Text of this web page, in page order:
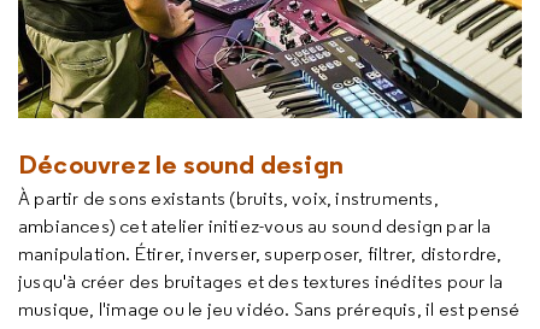
Découvrez le sound design
À partir de sons existants (bruits, voix, instruments,
ambiances) cet atelier initiez-vous au sound design par la
manipulation. Étirer, inverser, superposer, filtrer, distordre,
jusqu'à créer des bruitages et des textures inédites pour la
musique, l'image ou le jeu vidéo. Sans prérequis, il est pensé